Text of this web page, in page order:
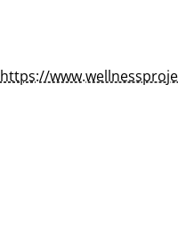
https://